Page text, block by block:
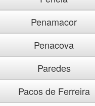
Penamacor
Penacova
Paredes
Pacos de Ferreira